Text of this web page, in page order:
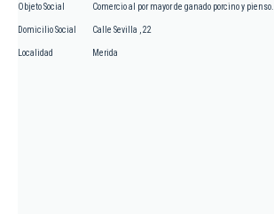
Objeto Social Comercio al por mayor de ganado porcino y pienso.
Domicilio Social Calle Sevilla , 22
Localidad Merida